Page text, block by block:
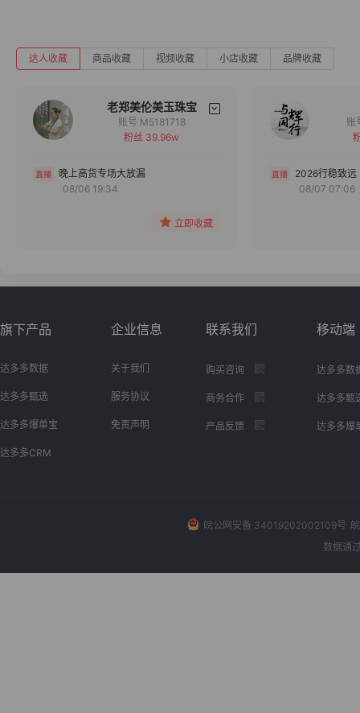
达人收藏 商品收藏 视频收藏 小店收藏 品牌收藏
老郑美伦美玉珠宝
备注
分组
账号 M5181718
粉丝 39.96w
晚上高货专场大放漏
08/06 19:34
立即收藏
2026行稳致远
08/07 07:06
旗下产品
达多多数据
达多多甄选
达多多爆单宝
达多多CRM
企业信息
关于我们
服务协议
免责声明
联系我们
购买咨询
商务合作
产品反馈
移动端
达多多数
达多多甄
达多多爆
皖公网安备 34019202002109号
数据通